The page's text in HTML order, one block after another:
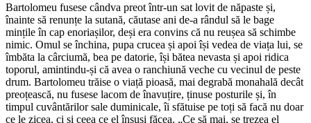
Bartolomeu fusese cândva preot într-un sat lovit de năpaste și,
înainte să renunțe la sutană, căutase ani de-a rândul să le bage
mințile în cap enoriașilor, deși era convins că nu reușea să schimbe
nimic. Omul se închina, pupa crucea și apoi își vedea de viața lui, se
îmbăta la cârciumă, bea pe datorie, își bătea nevasta și apoi ridica
toporul, amintindu-și că avea o ranchiună veche cu vecinul de peste
drum. Bartolomeu trăise o viață pioasă, mai degrabă monahală decât
preoțească, nu fusese lacom de înavuțire, ținuse posturile și, în
timpul cuvântărilor sale duminicale, îi sfătuise pe toți să facă nu doar
ce le zicea, ci și ceea ce el însuși făcea. „Ce să mai, se trezea el